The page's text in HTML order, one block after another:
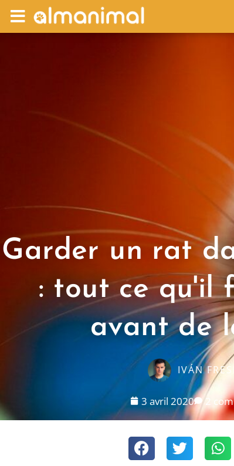
Garder un rat
: tout ce qu'il
avant de
IVÁN
3 avril 2020 2